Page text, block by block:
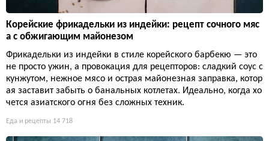
Корейские фрикадельки из индейки: рецепт сочного мяс
а с обжигающим майонезом
Фрикадельки из индейки в стиле корейского барбекю — это
не просто ужин, а провокация для рецепторов: сладкий соус с
кунжутом, нежное мясо и острая майонезная заправка, котор
ая заставит забыть о банальных котлетах. Идеально, когда хо
чется азиатского огня без сложных техник.
Еда и рецепты 14 718